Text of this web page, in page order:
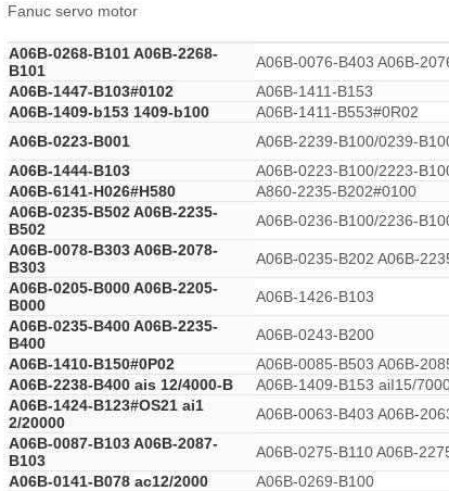
Fanuc servo motor
A06B-0268-B101 A06B-2268-
B101
A06B-0076-B403 A06B-
A06B-1447-B103#0102
A06B-1411-B153
A06B-1409-b153 1409-b100
A06B-1411-B553#0R02
A06B-0223-B001
A06B-2239-B100/0239-
A06B-1444-B103
A06B-0223-B100/2223-
A06B-6141-H026#H580
A860-2235-B202#0100
A06B-0235-B502 A06B-2235-
B502
A06B-0236-B100/2236-
A06B-0078-B303 A06B-2078-
B303
A06B-0235-B202 A06B-
A06B-0205-B000 A06B-2205-
B000
A06B-1426-B103
A06B-0235-B400 A06B-2235-
B400
A06B-0243-B200
A06B-1410-B150#0P02
A06B-0085-B503 A06B-
A06B-2238-B400 ais 12/4000-B
A06B-1409-B153 aiI15/
A06B-1424-B123#OS21 ai1
2/20000
A06B-0063-B403 A06B-
A06B-0087-B103 A06B-2087-
B103
A06B-0275-B110 A06B-
A06B-0141-B078 ac12/2000
A06B-0269-B100